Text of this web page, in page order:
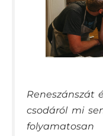
Reneszánszát
csodáról mi